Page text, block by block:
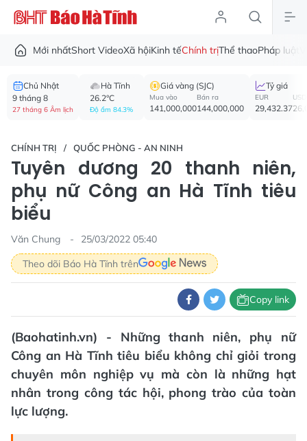
Mới nhấtShort VideoXã hộiKinh tếChính trịThể thaoPháp luật
Chủ Nhật
9 tháng 8
27 tháng 6 Âm lịch
Hà Tĩnh
26.2°C
Độ ẩm 84.3%
Giá vàng (SJC)
Mua vào
141,000,000
Bán ra
144,000,000
Tỷ giá
EUR
29,432.37
USD
CHÍNH TRỊ QUỐC PHÒNG - AN NINH
Tuyên dương 20 thanh niên,
phụ nữ Công an Hà Tĩnh tiêu
biểu
Văn Chung
25/03/2022 05:40
Theo dõi Báo Hà Tĩnh trên
Copy link
(Baohatinh.vn) - Những thanh niên, phụ nữ
Công an Hà Tĩnh tiêu biểu không chỉ giỏi trong
chuyên môn nghiệp vụ mà còn là những hạt
nhân trong công tác hội, phong trào của toàn
lực lượng.